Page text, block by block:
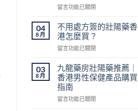
在
而
鋼
香
港
購
指
南：
價
格、
留言功能已關閉
04
8 月
不用處方簽的壯陽藥香
港怎麼買？
在
用
處
方
簽
的
留言功能已關閉
03
8 月
九龍藥房壯陽藥推薦｜
香港男性保健產品購買
指南
在
留言功能已關閉